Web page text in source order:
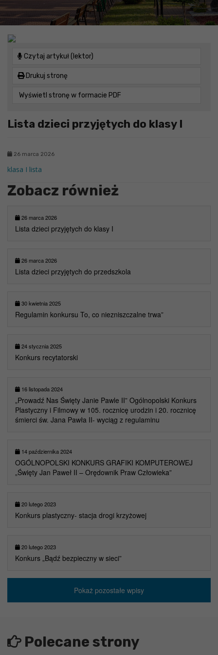
Czytaj artykuł (lektor)
Drukuj stronę
Wyświetl stronę w formacie PDF
Lista dzieci przyjętych do klasy I
26 marca 2026
klasa I lista
Zobacz również
26 marca 2026
Lista dzieci przyjętych do klasy I
26 marca 2026
Lista dzieci przyjętych do przedszkola
30 kwietnia 2025
Regulamin konkursu To, co niezniszczalne trwa”
24 stycznia 2025
Konkurs recytatorski
16 listopada 2024
„Prowadź Nas Święty Janie Pawle II” Ogólnopolski Konkurs
Plastyczny i Filmowy w 105. rocznicę urodzin i 20. rocznicę
śmierci św. Jana Pawła II- wyciąg z regulaminu
14 października 2024
OGÓLNOPOLSKI KONKURS GRAFIKI KOMPUTEROWEJ
„Święty Jan Paweł II – Orędownik Praw Człowieka”
20 lutego 2023
Konkurs plastyczny- stacja drogi krzyżowej
20 lutego 2023
Konkurs „Bądź bezpieczny w sieci”
Pokaż pozostałe wpisy
Polecane strony